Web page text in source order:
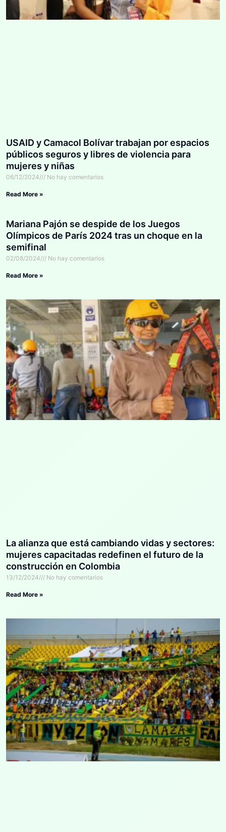
USAID y Camacol Bolívar trabajan por espacios
públicos seguros y libres de violencia para
mujeres y niñas
06/12/2024 No hay comentarios
Read More »
Mariana Pajón se despide de los Juegos
Olímpicos de París 2024 tras un choque en la
semifinal
02/08/2024 No hay comentarios
Read More »
La alianza que está cambiando vidas y sectores:
mujeres capacitadas redefinen el futuro de la
construcción en Colombia
13/12/2024 No hay comentarios
Read More »